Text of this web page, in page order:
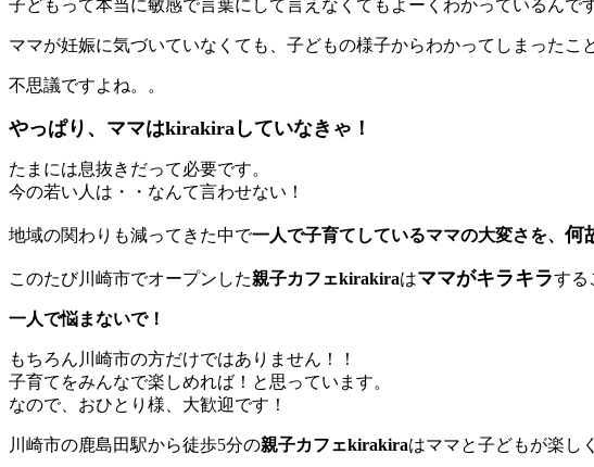
子どもって本当に敏感で言葉にして言えなくてもよーくわかっているんです
ママが妊娠に気づいていなくても、子どもの様子からわかってしまったこ
不思議ですよね。。
やっぱり、ママはkirakiraしていなきゃ！
たまには息抜きだって必要です。
今の若い人は・・なんて言わせない！
地域の関わりも減ってきた中で一人で子育てしているママの大変さを、 何
このたび川崎市でオープンした親子カフェkirakiraはママがキラキラする
一人で悩まないで！
もちろん川崎市の方だけではありません！！
子育てをみんなで楽しめれば！と思っています。
なので、おひとり様、大歓迎です！
川崎市の鹿島田駅から徒歩5分の親子カフェkirakiraはママと子どもが楽し